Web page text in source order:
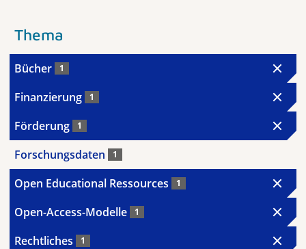
Thema
Bücher 1
Finanzierung 1
Förderung 1
Forschungsdaten 1
Open Educational Ressources 1
Open-Access-Modelle 1
Rechtliches 1